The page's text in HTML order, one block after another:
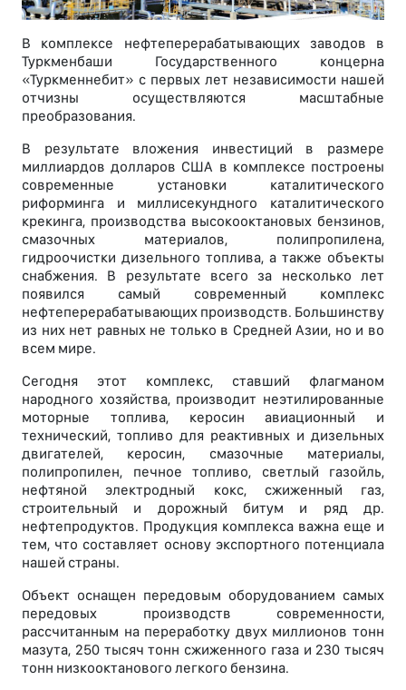
В комплексе нефтеперерабатывающих заводов в
Туркменбаши Государственного концерна
«Туркменнебит» с первых лет независимости нашей
отчизны осуществляются масштабные
преобразования.
В результате вложения инвестиций в размере
миллиардов долларов США в комплексе построены
современные установки каталитического
риформинга и миллисекундного каталитического
крекинга, производства высокооктановых бензинов,
смазочных материалов, полипропилена,
гидроочистки дизельного топлива, а также объекты
снабжения. В результате всего за несколько лет
появился самый современный комплекс
нефтеперерабатывающих производств. Большинству
из них нет равных не только в Средней Азии, но и во
всем мире.
Сегодня этот комплекс, ставший флагманом
народного хозяйства, производит неэтилированные
моторные топлива, керосин авиационный и
технический, топливо для реактивных и дизельных
двигателей, керосин, смазочные материалы,
полипропилен, печное топливо, светлый газойль,
нефтяной электродный кокс, сжиженный газ,
строительный и дорожный битум и ряд др.
нефтепродуктов. Продукция комплекса важна еще и
тем, что составляет основу экспортного потенциала
нашей страны.
Объект оснащен передовым оборудованием самых
передовых производств современности,
рассчитанным на переработку двух миллионов тонн
мазута, 250 тысяч тонн сжиженного газа и 230 тысяч
тонн низкооктанового легкого бензина.